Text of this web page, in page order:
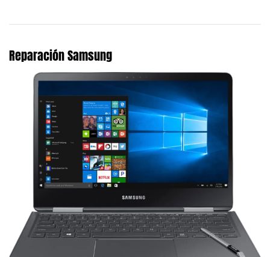
Reparación Samsung